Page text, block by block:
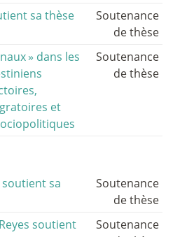
sa thèse
Soutenance
de thèse
» dans les
et
Soutenance
de thèse
soutient sa
Soutenance
de thèse
soutient
Soutenance